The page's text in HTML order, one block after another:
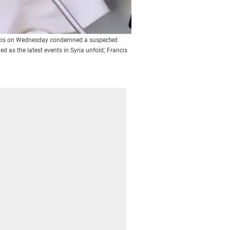
on Wednesday condemned a suspected
as the latest events in Syria unfold,' Francis